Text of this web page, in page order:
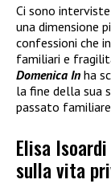
Ci sono
una dimensione
confessioni che
familiari e
Domenica In ha
la fine della sua
passato
Elisa
sulla vita